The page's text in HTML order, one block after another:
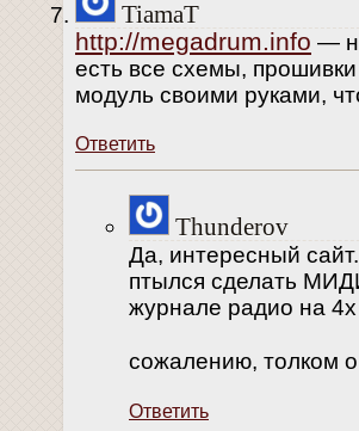
TiamaT
http://megadrum.info —
есть все схемы,
модуль своими руками,
Ответить
Thunderov
Да, интересный
птылся сделать
журнале радио на
сожалению, толком
Ответить